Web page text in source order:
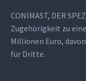
CONIMAST, DER
Zugehörigkeit zu
Millionen Euro,
für Dritte.